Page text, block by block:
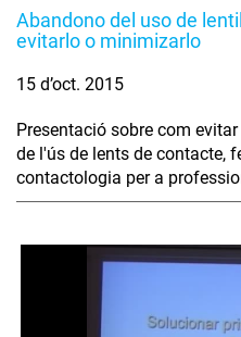
Abandono del uso de
evitarlo o minimizarlo
15 d’oct. 2015
Presentació sobre com
de l'ús de lents de contacte,
contactologia per a